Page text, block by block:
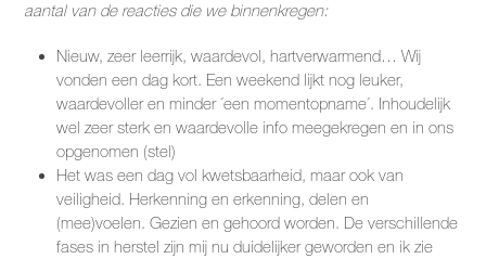
aantal van de reacties die we binnenkregen:
Nieuw, zeer leerrijk, waardevol, hartverwarmend… Wij
vonden een dag kort. Een weekend lijkt nog leuker,
waardevoller en minder ´een momentopname´. Inhoudelijk
wel zeer sterk en waardevolle info meegekregen en in ons
opgenomen (stel)
Het was een dag vol kwetsbaarheid, maar ook van
veiligheid. Herkenning en erkenning, delen en
(mee)voelen. Gezien en gehoord worden. De verschillende
fases in herstel zijn mij nu duidelijker geworden en ik zie